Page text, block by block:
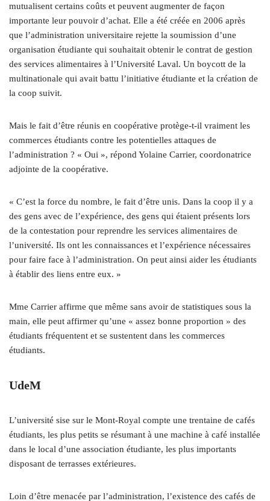
mutualisent certains coûts et peuvent augmenter de façon
importante leur pouvoir d’achat. Elle a été créée en 2006 après
que l’administration universitaire rejette la soumission d’une
organisation étudiante qui souhaitait obtenir le contrat de gestion
des services alimentaires à l’Université Laval. Un boycott de la
multinationale qui avait battu l’initiative étudiante et la création de
la coop suivit.
Mais le fait d’être réunis en coopérative protège-t-il vraiment les
commerces étudiants contre les potentielles attaques de
l’administration ? « Oui », répond Yolaine Carrier, coordonatrice
adjointe de la coopérative.
« C’est la force du nombre, le fait d’être unis. Dans la coop il y a
des gens avec de l’expérience, des gens qui étaient présents lors
de la contestation pour reprendre les services alimentaires de
l’université. Ils ont les connaissances et l’expérience nécessaires
pour faire face à l’administration. On peut ainsi aider les étudiants
à établir des liens entre eux. »
Mme Carrier affirme que même sans avoir de statistiques sous la
main, elle peut affirmer qu’une « assez bonne proportion » des
étudiants fréquentent et se sustentent dans les commerces
étudiants.
UdeM
L’université sise sur le Mont-Royal compte une trentaine de cafés
étudiants, les plus petits se résumant à une machine à café installée
dans le local d’une association étudiante, les plus importants
disposant de terrasses extérieures.
Loin d’être menacée par l’administration, l’existence des cafés de